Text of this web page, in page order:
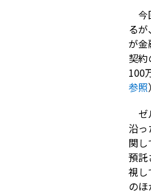
今
る
が金
契
100
参照
ゼ
沿
関
預託
視し
の